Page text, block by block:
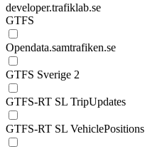
developer.trafiklab.se
GTFS
Opendata.samtrafiken.se
GTFS Sverige 2
GTFS-RT SL TripUpdates
GTFS-RT SL VehiclePositions